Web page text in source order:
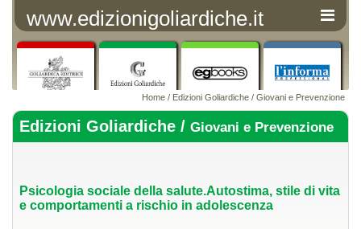
www.edizionigoliardiche.it
Home / Edizioni Goliardiche / Giovani e Prevenzione
Edizioni Goliardiche / Giovani e Prevenzione
Psicologia sociale della salute.Autostima, stile di vita
e comportamenti a rischio in adolescenza